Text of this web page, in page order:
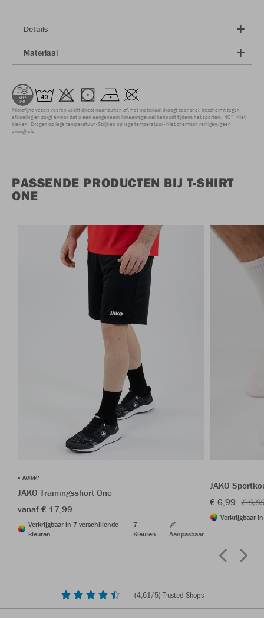
Details
Materiaal
Microfijne vezels voeren vocht direct naar buiten af. Het materiaal droogt zeer snel, beschermt tegen
afkoeling en zorgt ervoor dat u een aangenaam lichaamsgevoel behoudt tijdens het sporten. 40° Niet
bleken Drogen op lage temperatuur Strijken op lage temperatuur Niet chemisch reinigen/geen
droogkuis
PASSENDE PRODUCTEN BIJ T-SHIRT
ONE
NEW!
JAKO Trainingsshort One
vanaf € 17,99
Verkrijgbaar in 7 verschillende
kleuren
7
Kleuren
Aanpasbaar
JAKO
€ 6,99 €
Verkrijgbaar
(4,61/5) Trusted Shops